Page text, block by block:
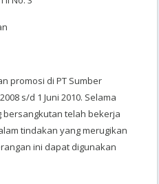
promosi di PT Sumber
s/d 1 Juni 2010. Selama
telah bekerja
tindakan yang merugikan
ini dapat digunakan